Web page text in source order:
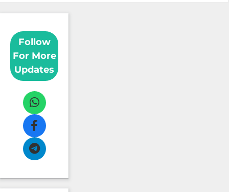
Follow
For More
Updates